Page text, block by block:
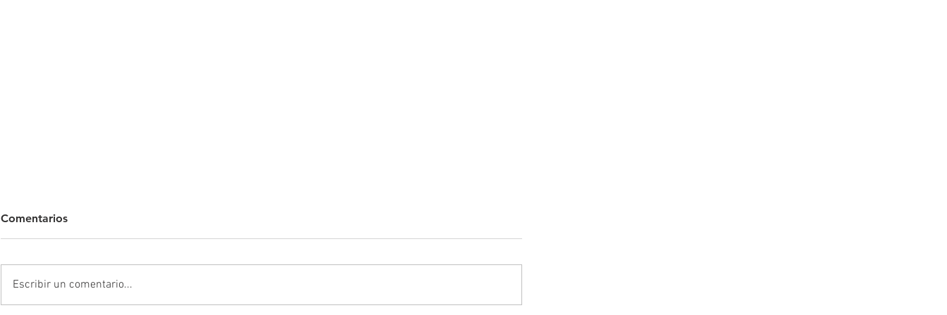
Comentarios
Escribir un comentario...